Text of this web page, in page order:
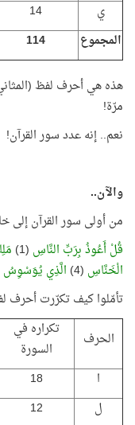
ي
14
المجموع
114
مرّة!
نعم.. إنه عدد سور القرآن!
والآن..
من أولى سور القرآن إلى
قُلْ أَعُوذُ بِرَبِّ النَّاسِ (1)
الْخَنَّاسِ (4) الَّذِي يُوَسْوِسُ
تأمّلوا كيف تكرّرت أحرف
الحرف
تكراره في
السورة
ا
18
ل
12